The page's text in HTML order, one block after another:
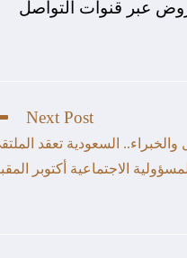
عبر قنوات التواصل
Next Post
السعودية تعقد
الاجتماعية أكتوبر